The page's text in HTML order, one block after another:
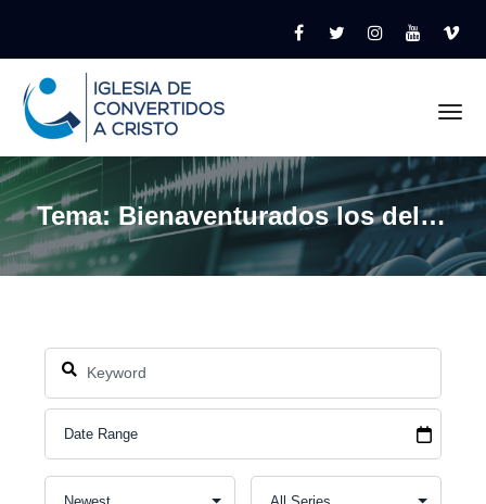
Tema: Bienaventurados los del limpio corazon